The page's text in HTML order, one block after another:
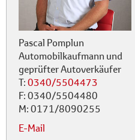
Pascal Pomplun
Automobilkaufmann und
geprüfter Autoverkäufer
T:0340/5504473
F:0340/5504480
M:0171/8090255
E-Mail